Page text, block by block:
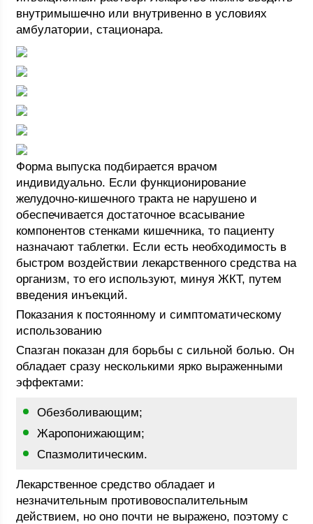
внутримышечно или внутривенно в условиях
амбулатории, стационара.
Форма выпуска подбирается врачом
индивидуально. Если функционирование
желудочно-кишечного тракта не нарушено и
обеспечивается достаточное всасывание
компонентов стенками кишечника, то пациенту
назначают таблетки. Если есть необходимость в
быстром воздействии лекарственного средства на
организм, то его используют, минуя ЖКТ, путем
введения инъекций.
Показания к постоянному и симптоматическому
использованию
Спазган показан для борьбы с сильной болью. Он
обладает сразу несколькими ярко выраженными
эффектами:
Обезболивающим;
Жаропонижающим;
Спазмолитическим.
Лекарственное средство обладает и
незначительным противовоспалительным
действием, но оно почти не выражено, поэтому с